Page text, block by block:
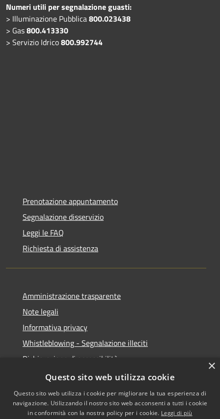
Numeri utili per segnalazione guasti:
> Illuminazione Pubblica800.023438
> Gas800.413330
> Servizio Idrico800.992744
Prenotazione appuntamento
Segnalazione disservizio
Leggi le FAQ
Richiesta di assistenza
Amministrazione trasparente
Note legali
Informativa privacy
Whistleblowing - Segnalazione illeciti
Dichiarazione di accessibilità
Obiettivi di acessibilità
×
Questo sito web utilizza cookie
Questo sito web utilizza i cookie per migliorare la tua esperienza di
navigazione. Utilizzando il nostro sito web acconsenti a tutti i cookie
in conformità con la nostra policy per i cookie. Leggi di più